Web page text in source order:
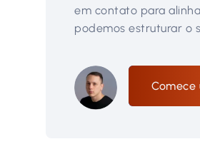
em contato para
podemos estruturar o